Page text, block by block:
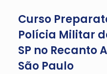
Curso
Polícia Militar
SP no Recanto
São Paulo